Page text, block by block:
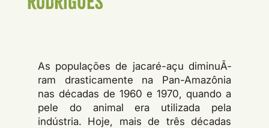
As populações de jacaré-açu diminuÃ­
ram drasticamente na Pan-Amazônia
nas décadas de 1960 e 1970, quando a
pele do animal era utilizada pela
indústria. Hoje, mais de três décadas